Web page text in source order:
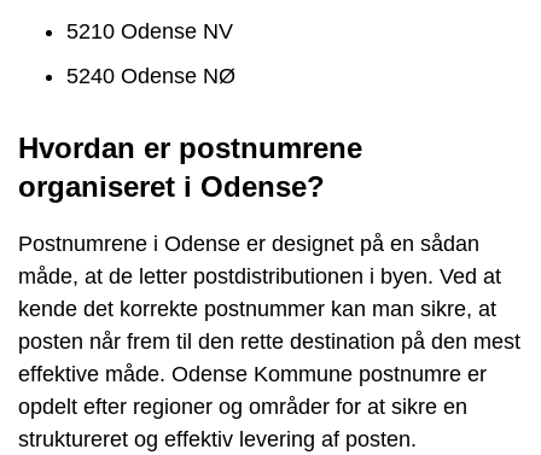
5210 Odense NV
5240 Odense NØ
Hvordan er postnumrene
organiseret i Odense?
Postnumrene i Odense er designet på en sådan
måde, at de letter postdistributionen i byen. Ved at
kende det korrekte postnummer kan man sikre, at
posten når frem til den rette destination på den mest
effektive måde. Odense Kommune postnumre er
opdelt efter regioner og områder for at sikre en
struktureret og effektiv levering af posten.